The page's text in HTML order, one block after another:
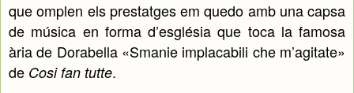
que omplen els prestatges em quedo amb una capsa
de música en forma d’església que toca la famosa
ària de Dorabella «Smanie implacabili che m’agitate»
de Cosi fan tutte.